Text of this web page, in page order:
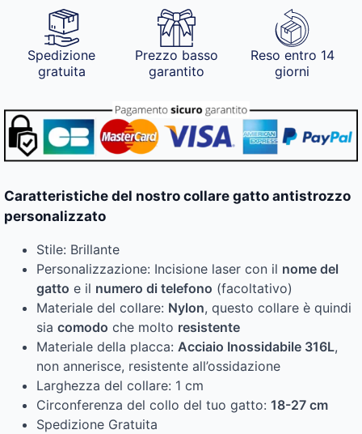
Spedizione
gratuita
Prezzo basso
garantito
Reso entro 14
giorni
Caratteristiche del nostro collare gatto antistrozzo
personalizzato
Stile: Brillante
Personalizzazione: Incisione laser con il nome del
gatto e il numero di telefono (facoltativo)
Materiale del collare: Nylon, questo collare è quindi
sia comodo che molto resistente
Materiale della placca: Acciaio Inossidabile 316L,
non annerisce, resistente all’ossidazione
Larghezza del collare: 1 cm
Circonferenza del collo del tuo gatto: 18-27 cm
Spedizione Gratuita